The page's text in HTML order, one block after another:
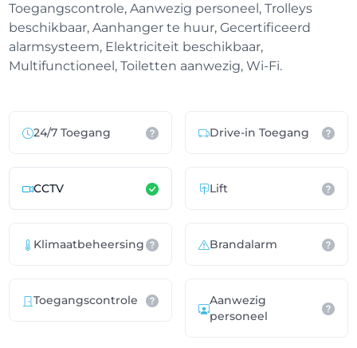
Toegangscontrole, Aanwezig personeel, Trolleys
beschikbaar, Aanhanger te huur, Gecertificeerd
alarmsysteem, Elektriciteit beschikbaar,
Multifunctioneel, Toiletten aanwezig, Wi-Fi.
24/7 Toegang Drive-in Toegang
CCTV Lift
Klimaatbeheersing Brandalarm
Toegangscontrole
Aanwezig
personeel